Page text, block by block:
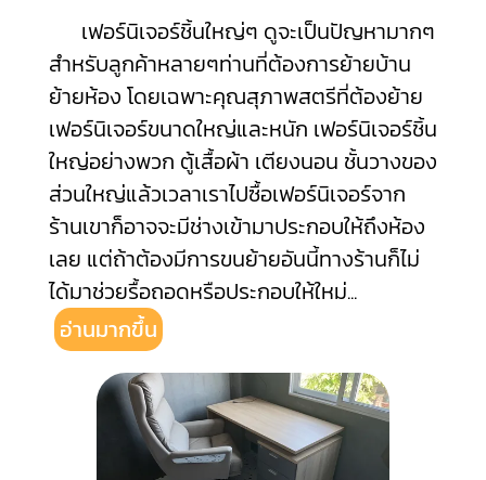
เฟอร์นิเจอร์ชิ้นใหญ่ๆ ดูจะเป็นปัญหามากๆ
สำหรับลูกค้าหลายๆท่านที่ต้องการย้ายบ้าน
ย้ายห้อง โดยเฉพาะคุณสุภาพสตรีที่ต้องย้าย
เฟอร์นิเจอร์ขนาดใหญ่และหนัก เฟอร์นิเจอร์ชิ้น
ใหญ่อย่างพวก ตู้เสื้อผ้า เตียงนอน ชั้นวางของ
ส่วนใหญ่แล้วเวลาเราไปซื้อเฟอร์นิเจอร์จาก
ร้านเขาก็อาจจะมีช่างเข้ามาประกอบให้ถึงห้อง
เลย แต่ถ้าต้องมีการขนย้ายอันนี้ทางร้านก็ไม่
ได้มาช่วยรื้อถอดหรือประกอบให้ใหม่...
อ่านมากขึ้น